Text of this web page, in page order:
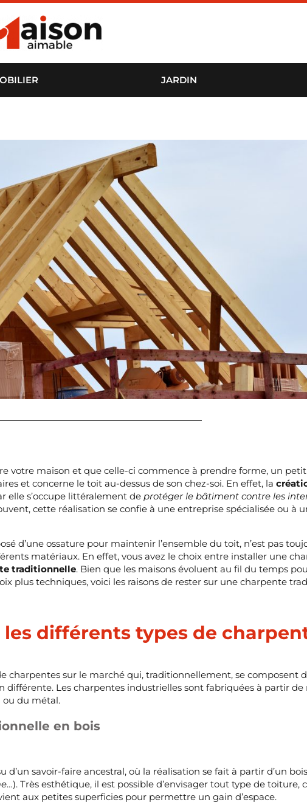
JARDIN
votre maison et que celle-ci commence à prendre forme, un
et concerne le toit au-dessus de son chez-soi. En effet, la
elle s’occupe littéralement deprotéger le bâtiment contre les
cette réalisation se confie à une entreprise spécialisée ou à
d’une ossature pour maintenir l’ensemble du toit, n’est pas
matériaux. En effet, vous avez le choix entre installer une
traditionnelle. Bien que les maisons évoluent au fil du temps
plus techniques, voici les raisons de rester sur une charpente
différents types de
charpentes sur le marché qui, traditionnellement, se composent
différente. Les charpentes industrielles sont fabriquées à partir
du métal.
en bois
d’un savoir-faire ancestral, où la réalisation se fait à partir d’un
…). Très esthétique, il est possible d’envisager tout type de toiture,
aux petites superficies pour permettre un gain d’espace.